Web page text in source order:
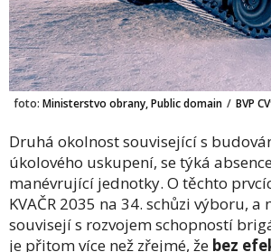
foto: Ministerstvo obrany, Public domain / BVP
Druhá okolnost související s
úkolového uskupení, se týká
manévrující jednotky. O těchto
KVAČR 2035 na 34. schůzi výboru,
souvisejí s rozvojem schopností
je přitom více než zřejmé, že bez